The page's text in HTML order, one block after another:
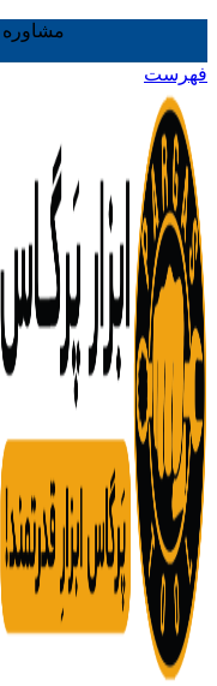
مشاوره
فهرست